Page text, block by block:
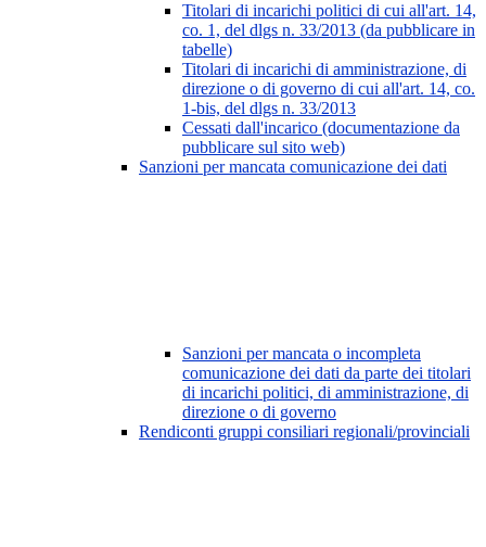
Titolari di incarichi politici di cui all'art. 14,
co. 1, del dlgs n. 33/2013 (da pubblicare in
tabelle)
Titolari di incarichi di amministrazione, di
direzione o di governo di cui all'art. 14, co.
1-bis, del dlgs n. 33/2013
Cessati dall'incarico (documentazione da
pubblicare sul sito web)
Sanzioni per mancata comunicazione dei dati
Sanzioni per mancata o incompleta
comunicazione dei dati da parte dei titolari
di incarichi politici, di amministrazione, di
direzione o di governo
Rendiconti gruppi consiliari regionali/provinciali